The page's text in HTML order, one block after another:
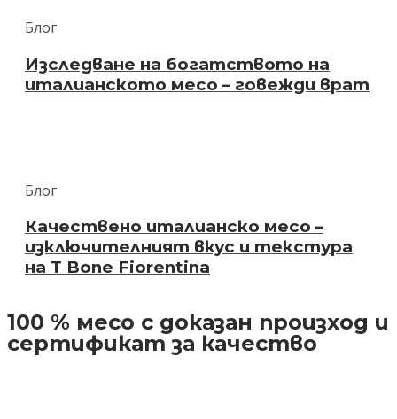
Блог
Изследване на богатството на
италианското месо – говежди врат
Блог
Качествено италианско месо –
изключителният вкус и текстура
на T Bone Fiorentina
100 % месо с доказан произход и
сертификат за качество